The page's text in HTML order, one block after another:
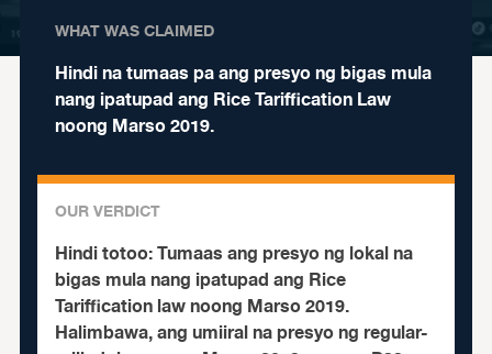
WHAT WAS CLAIMED
Hindi na tumaas pa ang presyo ng bigas mula
nang ipatupad ang Rice Tariffication Law
noong Marso 2019.
OUR VERDICT
Hindi totoo:Tumaas ang presyo ng lokal na
bigas mula nang ipatupad ang Rice
Tariffication law noong Marso 2019.
Halimbawa, ang umiiral na presyo ng regular-